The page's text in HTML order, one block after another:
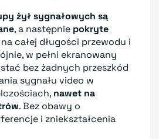
żył sygnałowych są
, a następnie pokryte
na całej długości przewodu i
w pełni ekranowany
bez żadnych przeszkód
sygnału video w
nawet na
. Bez obawy o
i zniekształcenia